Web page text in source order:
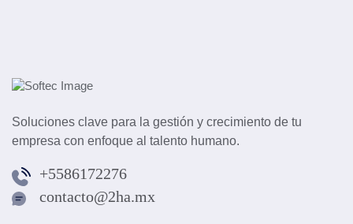
Soluciones clave para la gestión y crecimiento de tu
empresa con enfoque al talento humano.
+5586172276
contacto@2ha.mx